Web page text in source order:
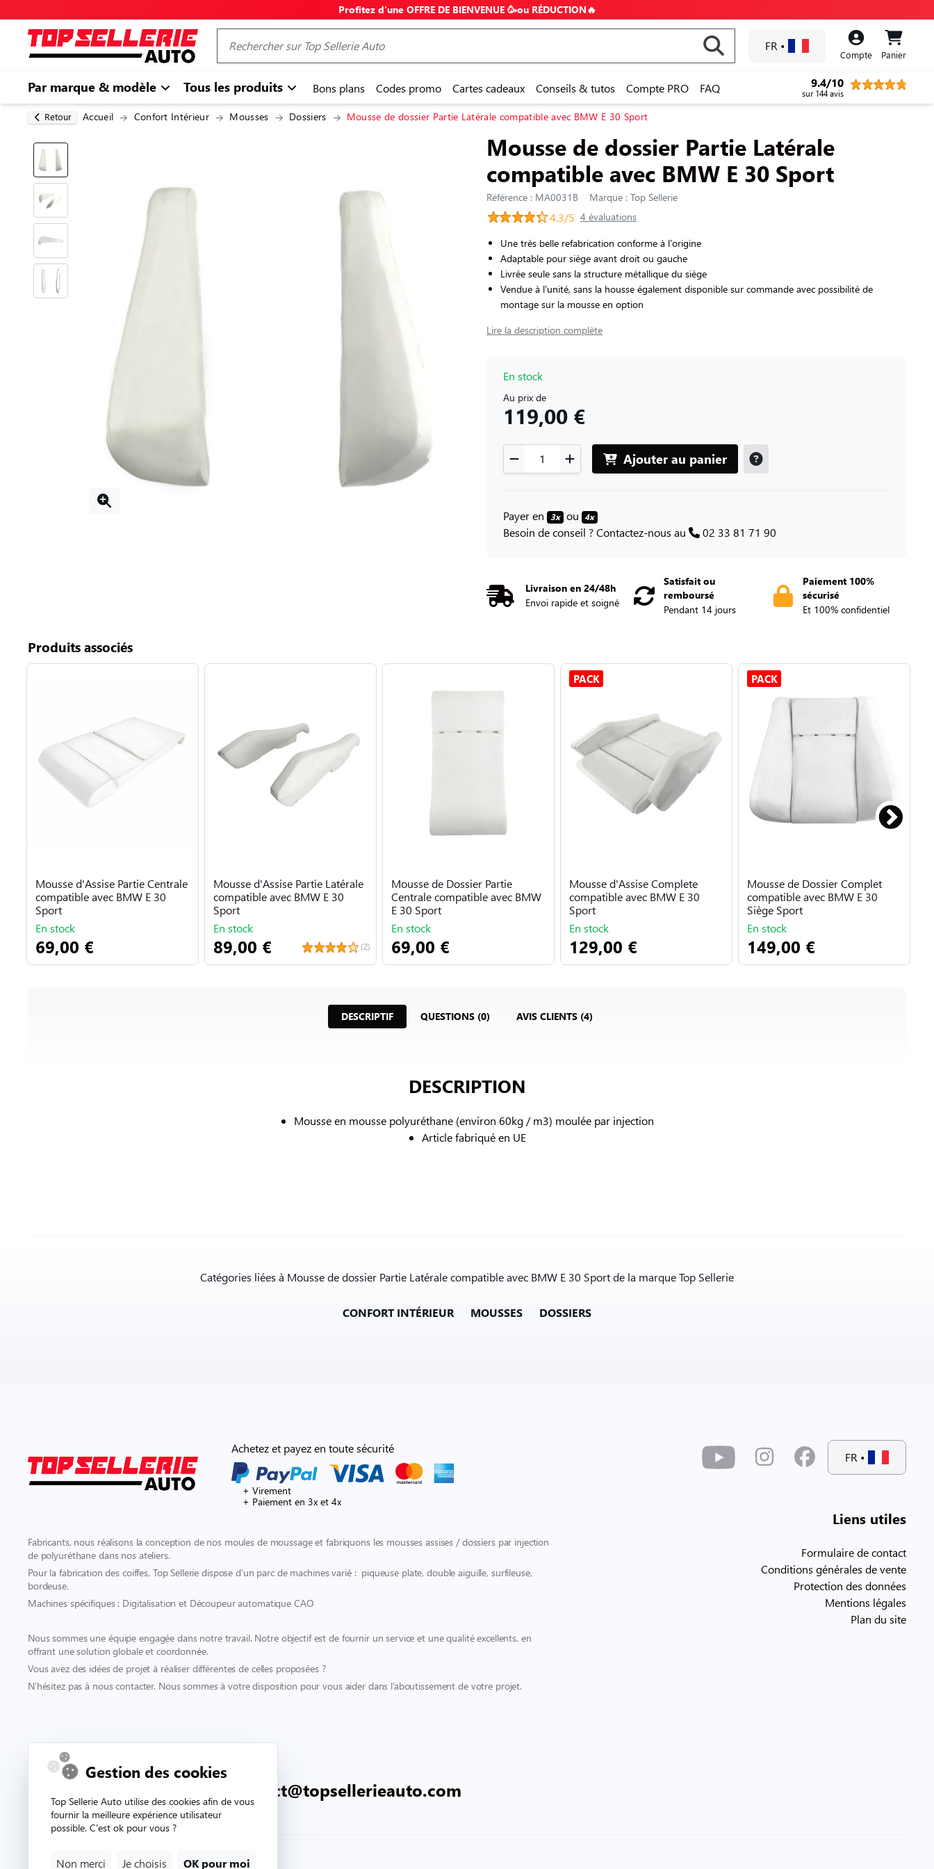
Profitez d'une OFFRE DE BIENVENUE 🥳ou RÉDUCTION🔥
FR •
Compte Panier
Par marque & modèle Tous les produits Bons plans Codes promo Cartes cadeaux Conseils & tutos Compte PRO FAQ 9.4/10
sur 144 avis
Retour Accueil Confort Intérieur Mousses Dossiers Mousse de dossier Partie Latérale compatible avec BMW E 30 Sport
Mousse de dossier Partie Latérale
compatible avec BMW E 30 Sport
Référence : MA0031B Marque : Top Sellerie
4.3/5 4 évaluations
Une très belle refabrication conforme à l'origine
Adaptable pour siège avant droit ou gauche
Livrée seule sans la structure métallique du siège
Vendue à l'unité, sans la housse également disponible sur commande avec possibilité de
montage sur la mousse en option
Lire la description complète
En stock
Au prix de
119,00 €
Ajouter au panier
Payer en 3x ou 4x
Besoin de conseil ? Contactez-nous au 02 33 81 71 90
Livraison en 24/48h
Envoi rapide et soigné
Satisfait ou
remboursé
Pendant 14 jours
Paiement 100%
sécurisé
Et 100% confidentiel
Produits associés
Mousse d'Assise Partie Centrale
compatible avec BMW E 30
Sport
En stock
69,00 €
Mousse d'Assise Partie Latérale
compatible avec BMW E 30
Sport
(2)
En stock
89,00 €
Mousse de Dossier Partie
Centrale compatible avec BMW
E 30 Sport
En stock
69,00 €
PACK
Mousse d'Assise Complete
compatible avec BMW E 30
Sport
En stock
129,00 €
PACK
Mousse de Dossier Complet
compatible avec BMW E 30
Siège Sport
En stock
149,00 €
DESCRIPTIF QUESTIONS (0) AVIS CLIENTS (4)
DESCRIPTION
Mousse en mousse polyuréthane (environ 60kg / m3) moulée par injection
Article fabriqué en UE
Catégories liées à Mousse de dossier Partie Latérale compatible avec BMW E 30 Sport de la marque Top Sellerie
CONFORT INTÉRIEUR MOUSSES DOSSIERS
Achetez et payez en toute sécurité
+ Virement
+ Paiement en 3x et 4x
Fabricants, nous réalisons la conception de nos moules de moussage et fabriquons les mousses assises / dossiers par injection
de polyuréthane dans nos ateliers.
Pour la fabrication des coiffes, Top Sellerie dispose d’un parc de machines varié : piqueuse plate, double aiguille, surfileuse,
bordeuse.
Machines spécifiques : Digitalisation et Découpeur automatique CAO
Nous sommes une équipe engagée dans notre travail. Notre objectif est de fournir un service et une qualité excellents, en
offrant une solution globale et coordonnée.
Vous avez des idées de projet à réaliser différentes de celles proposées ?
N’hésitez pas à nous contacter. Nous sommes à votre disposition pour vous aider dans l’aboutissement de votre projet.
Contact & support
contact@topsellerieauto.com
FR •
Liens utiles
Formulaire de contact
Conditions générales de vente
Protection des données
Mentions légales
Plan du site
Gestion des cookies
Top Sellerie Auto utilise des cookies afin de vous
fournir la meilleure expérience utilisateur
possible. C'est ok pour vous ?
Non merci Je choisis OK pour moi